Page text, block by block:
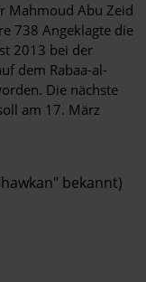
Mahmoud Abu Zeid
738 Angeklagte die
2013 bei der
dem Rabaa-al-
Die nächste
am 17. März
bekannt)